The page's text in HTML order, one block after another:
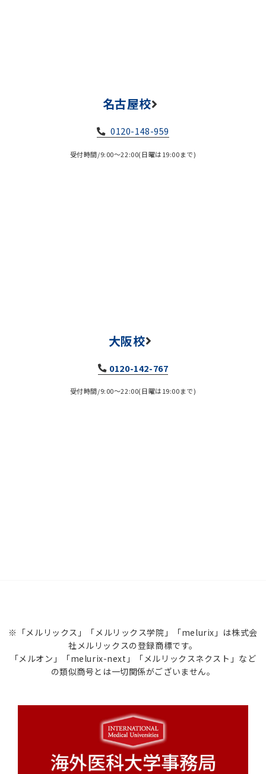
名古屋校
0120-148-959
受付時間/9:00～22:00(日曜は19:00まで)
大阪校
0120-142-767
受付時間/9:00～22:00(日曜は19:00まで)
※「メルリックス」「メルリックス学院」「melurix」は株式会
社メルリックスの登録商標です。
「メルオン」「melurix-next」「メルリックスネクスト」など
の類似商号とは一切関係がございません。